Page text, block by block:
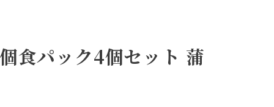
食パック4個セット 蒲